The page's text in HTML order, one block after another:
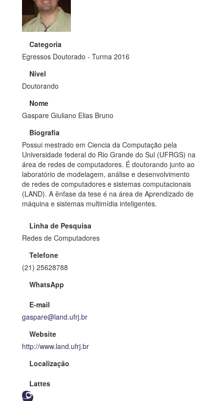
Categoria
Egressos Doutorado - Turma 2016
Nível
Doutorando
Nome
Gaspare Giuliano Elias Bruno
Biografia
Possui mestrado em Ciencia da Computação pela
Universidade federal do Rio Grande do Sul (UFRGS) na
área de redes de computadores. É doutorando junto ao
laboratório de modelagem, análise e desenvolvimento
de redes de computadores e sistemas computacionais
(LAND). A ênfase da tese é na área de Aprendizado de
máquina e sistemas multimídia inteligentes.
Linha de Pesquisa
Redes de Computadores
Telefone
(21) 25628788
WhatsApp
E-mail
gaspare@land.ufrj.br
Website
http://www.land.ufrj.br
Localização
Lattes